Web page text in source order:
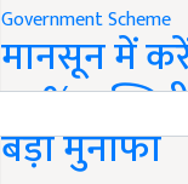
Government Scheme
मानसून में
50%
बड़ा मुनाफा